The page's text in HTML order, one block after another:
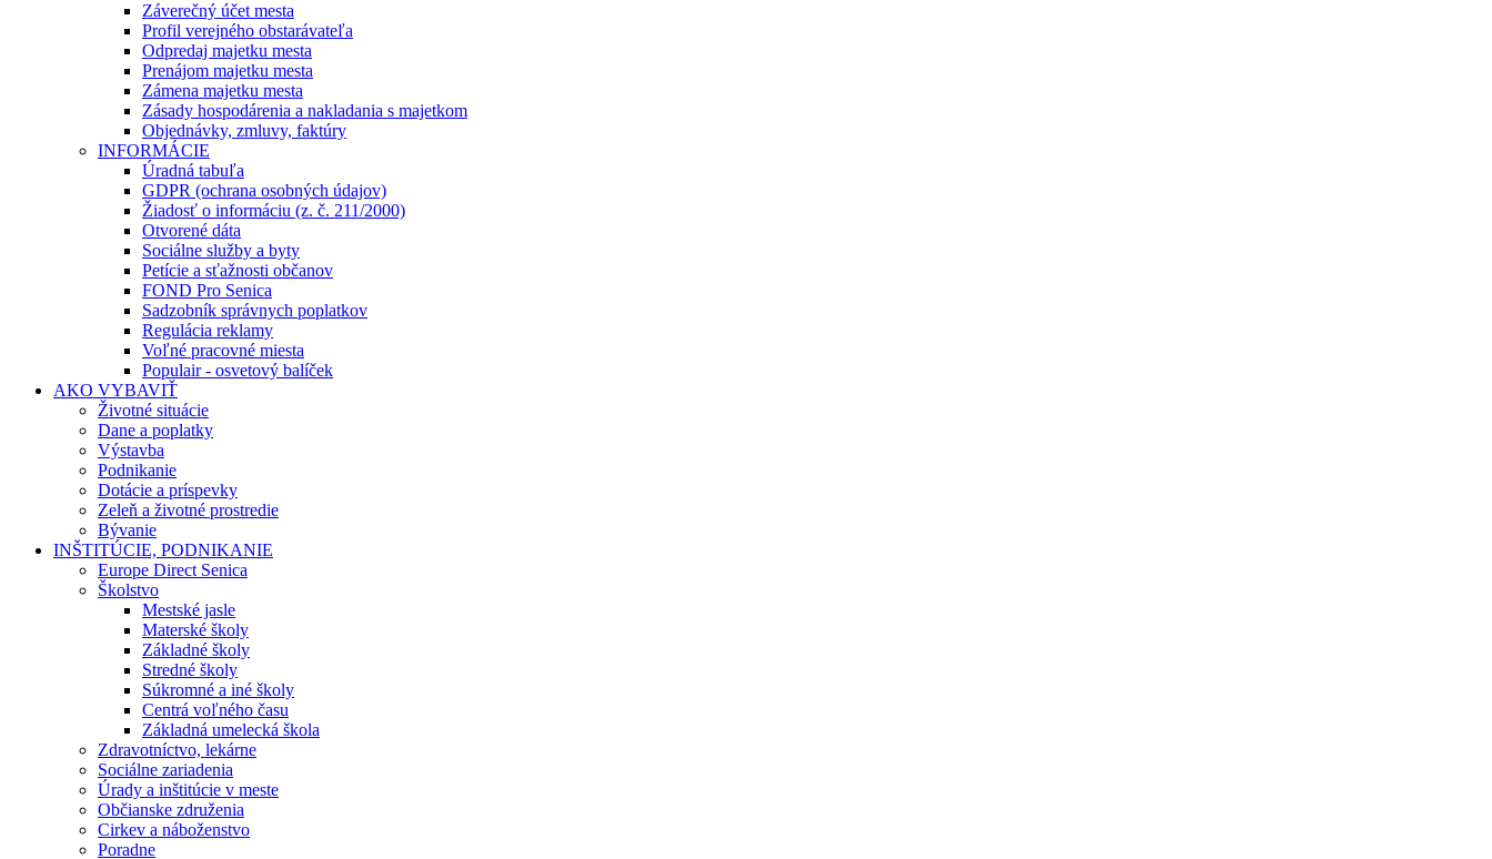
Záverečný účet mesta
Profil verejného obstarávateľa
Odpredaj majetku mesta
Prenájom majetku mesta
Zámena majetku mesta
Zásady hospodárenia a nakladania s majetkom
Objednávky, zmluvy, faktúry
INFORMÁCIE
Úradná tabuľa
GDPR (ochrana osobných údajov)
Žiadosť o informáciu (z. č. 211/2000)
Otvorené dáta
Sociálne služby a byty
Petície a sťažnosti občanov
FOND Pro Senica
Sadzobník správnych poplatkov
Regulácia reklamy
Voľné pracovné miesta
Populair - osvetový balíček
AKO VYBAVIŤ
Životné situácie
Dane a poplatky
Výstavba
Podnikanie
Dotácie a príspevky
Zeleň a životné prostredie
Bývanie
INŠTITÚCIE, PODNIKANIE
Europe Direct Senica
Školstvo
Mestské jasle
Materské školy
Základné školy
Stredné školy
Súkromné a iné školy
Centrá voľného času
Základná umelecká škola
Zdravotníctvo, lekárne
Sociálne zariadenia
Úrady a inštitúcie v meste
Občianske združenia
Cirkev a náboženstvo
Poradne